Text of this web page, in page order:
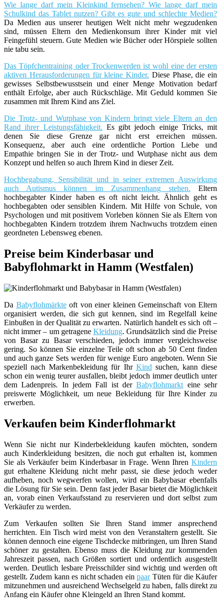
Wie lange darf mein Kleinkind fernsehen? Wie lange darf mein
Schulkind das Tablet nutzen? Gibt es gute und schlechte Medien?
Da Medien aus unserer heutigen Welt nicht mehr wegzudenken
sind, müssen Eltern den Medienkonsum ihrer Kinder mit viel
Feingefühl steuern. Gute Medien wie Bücher oder Hörspiele sollten
nie tabu sein.
Das Töpfchentraining oder Trockenwerden ist wohl eine der ersten
aktiven Herausforderungen für kleine Kinder. Diese Phase, die ein
gewisses Selbstbewusstsein und einer Menge Motivation bedarf
enthält Erfolge, aber auch Rückschläge. Mit Geduld kommen Sie
zusammen mit Ihrem Kind ans Ziel.
Die Trotz- und Wutphase von Kindern bringt viele Eltern an den
Rand ihrer Leistungsfähigkeit. Es gibt jedoch einige Tricks, mit
denen Sie diese Grenze gar nicht erst erreichen müssen.
Konsequenz, aber auch eine ordentliche Portion Liebe und
Empathie bringen Sie in der Trotz- und Wutphase nicht aus dem
Konzept und helfen so auch Ihrem Kind in dieser Zeit.
Hochbegabung, Sensibilität und in seiner extremen Auswirkung
auch Autismus können im Zusammenhang stehen. Eltern
hochbegabter Kinder haben es oft nicht leicht. Ähnlich geht es
hochbegabten oder sensiblen Kindern. Mit Hilfe von Schule, von
Psychologen und mit positivem Vorleben können Sie als Eltern von
hochbegabten Kindern trotzdem ihrem Nachwuchs trotzdem einen
geordneten Lebensweg ebenen.
Preise beim Kinderbasar und
Babyflohmarkt in Hamm (Westfalen)
Da Babyflohmärkteoft von einer kleinen Gemeinschaft von Eltern
organisiert werden, die sich gut kennen, sind im Regelfall keine
Einbußen in der Qualität zu erwarten. Natürlich handelt es sich oft –
nicht immer – um getrageneKleidung. Grundsätzlich sind die Preise
von Basar zu Basar verschieden, jedoch immer vergleichsweise
gering. So können Sie einzelne Teile oft schon ab 50 Cent finden
und auch ganze Sets werden für wenige Euro angeboten. Wenn Sie
speziell nach Markenbekleidung für Ihr Kind suchen, kann diese
schon ein wenig teurer ausfallen, bleibt jedoch immer deutlich unter
dem Ladenpreis. In jedem Fall ist derBabyflohmarkt eine sehr
preiswerte Möglichkeit, um neue Bekleidung für Ihre Kinder zu
erwerben.
Verkaufen beim Kinderflohmarkt
Wenn Sie nicht nur Kinderbekleidung kaufen möchten, sondern
auch Kinderkleidung besitzen, die noch gut erhalten ist, kommen
Sie als Verkäufer beim Kinderbasar in Frage. Wenn Ihren Kindern
gut erhaltene Kleidung nicht mehr passt, sie diese jedoch weder
aufheben, noch wegwerfen wollen, wird ein Babybasar ebenfalls
die Lösung für Sie sein. Denn fast jeder Basar bietet die Möglichkeit
an, vorab einen Verkaufsstand zu reservieren und dort selbst zum
Verkäufer zu werden.
Zum Verkaufen sollten Sie Ihren Stand immer ansprechend
herrichten. Ein Tisch wird meist von den Veranstaltern gestellt. Sie
können dennoch eine eigene Tischdecke mitbringen, um Ihren Stand
schöner zu gestalten. Ebenso muss die Kleidung zur kommenden
Jahreszeit passen, nach Größen sortiert und ordentlich ausgestellt
werden. Deutlich lesbare Preisschilder sind wichtig und werden oft
gestellt. Zudem kann es nicht schaden einpaarTüten für die Käufer
mitzunehmen und ausreichend Wechselgeld zu haben, falls direkt zu
Anfang ein Käufer ohne Kleingeld an Ihren Stand kommt.